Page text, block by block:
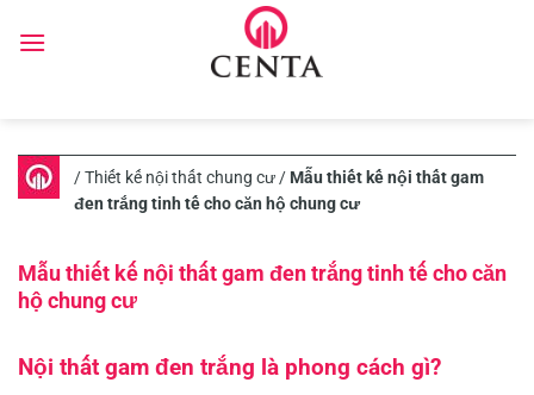
/Thiết kế nội thất chung cư / Mẫu thiết kế nội thất gam
đen trắng tinh tế cho căn hộ chung cư
Mẫu thiết kế nội thất gam đen trắng tinh tế cho căn
hộ chung cư
Nội thất gam đen trắng là phong cách gì?